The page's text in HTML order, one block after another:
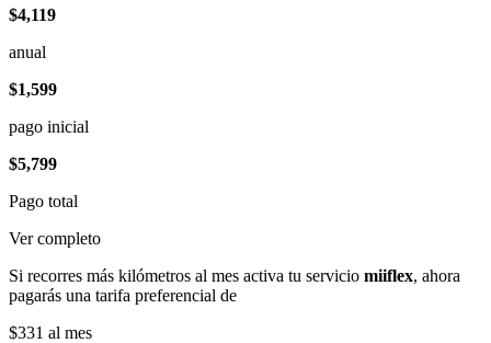
$4,119
anual
$1,599
pago inicial
$5,799
Pago total
Ver completo
Si recorres más kilómetros al mes activa tu servicio miiflex, ahora
pagarás una tarifa preferencial de
$331 al mes